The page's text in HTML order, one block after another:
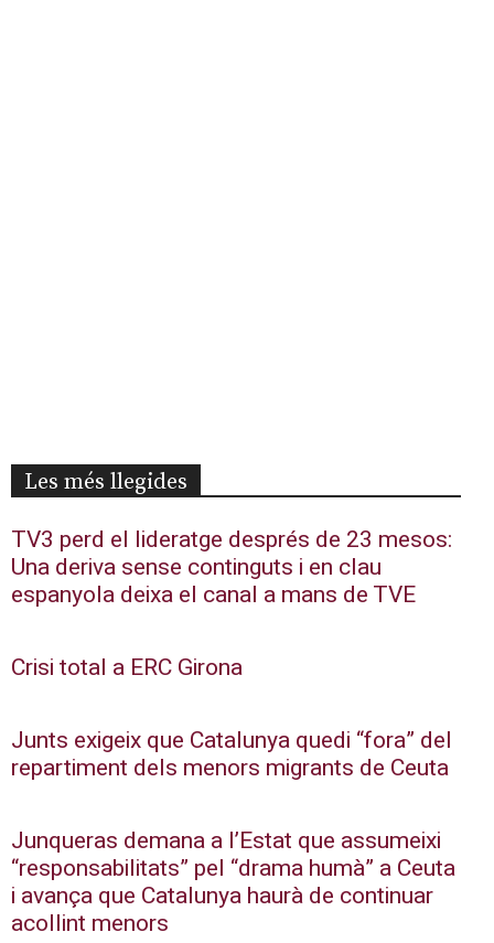
Les més llegides
TV3 perd el lideratge després de 23 mesos:
Una deriva sense continguts i en clau
espanyola deixa el canal a mans de TVE
Crisi total a ERC Girona
Junts exigeix que Catalunya quedi “fora” del
repartiment dels menors migrants de Ceuta
Junqueras demana a l’Estat que assumeixi
“responsabilitats” pel “drama humà” a Ceuta
i avança que Catalunya haurà de continuar
acollint menors